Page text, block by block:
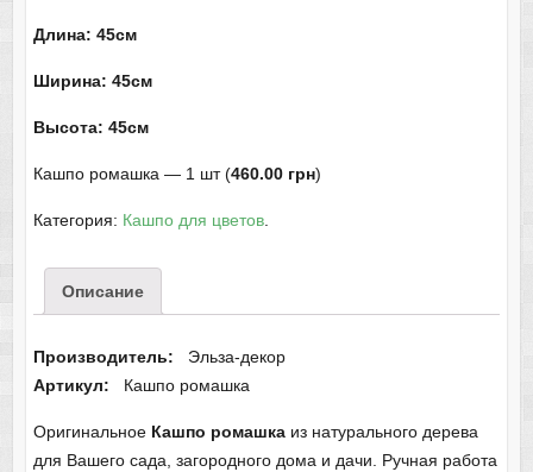
Длина: 45см
Ширина: 45см
Высота: 45см
Кашпо ромашка — 1 шт (460.00 грн)
Категория: Кашпо для цветов.
Описание
Производитель:
Эльза-декор
Артикул:
Кашпо ромашка
ОригинальноеКашпо ромашка из натурального дерева
для Вашего сада, загородного дома и дачи. Ручная работа